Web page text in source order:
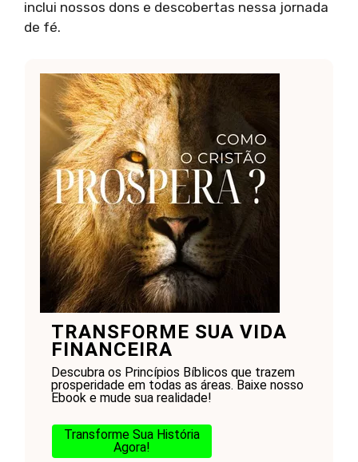
inclui nossos dons e descobertas nessa jornada
de fé.
TRANSFORME SUA VIDA
FINANCEIRA
Descubra os Princípios Bíblicos que trazem
prosperidade em todas as áreas. Baixe nosso
Ebook e mude sua realidade!
Transforme Sua História
Agora!